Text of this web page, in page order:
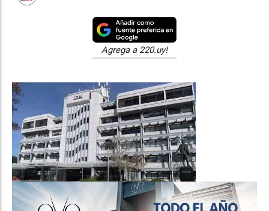
Agrega a 220.uy!